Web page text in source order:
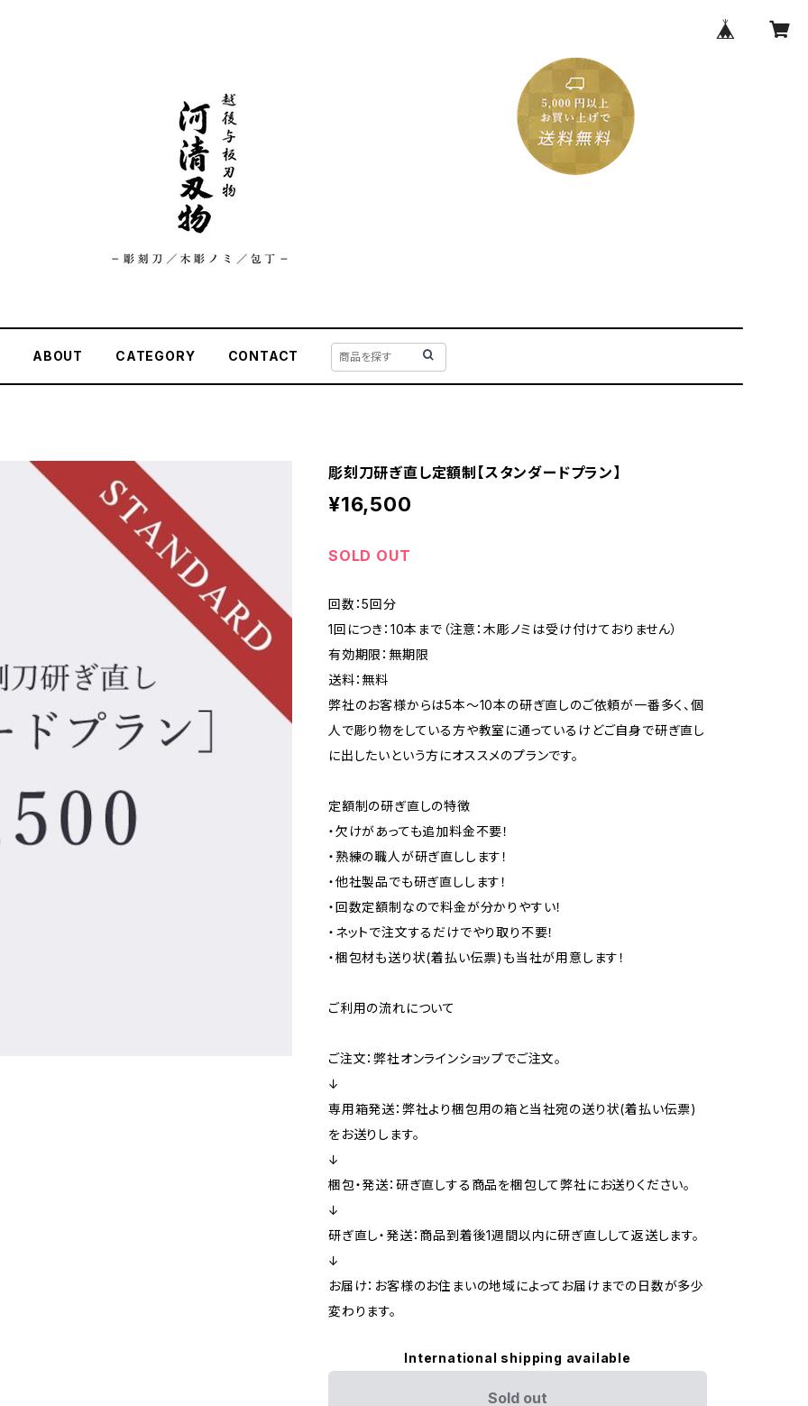
ABOUT CATEGORY CONTACT
彫刻刀研ぎ直し定額制【スタンダードプラン】
¥16,500
SOLD OUT
回数：5回分
1回につき：10本まで（注意：木彫ノミは受け付けておりません）
有効期限：無期限
送料：無料
弊社のお客様からは5本～10本の研ぎ直しのご依頼が一番多く、個
人で彫り物をしている方や教室に通っているけどご自身で研ぎ直し
に出したいという方にオススメのプランです。
定額制の研ぎ直しの特徴
・欠けがあっても追加料金不要！
・熟練の職人が研ぎ直しします！
・他社製品でも研ぎ直しします！
・回数定額制なので料金が分かりやすい！
・ネットで注文するだけでやり取り不要！
・梱包材も送り状(着払い伝票)も当社が用意します！
ご利用の流れについて
ご注文：弊社オンラインショップでご注文。
↓
専用箱発送：弊社より梱包用の箱と当社宛の送り状(着払い伝票)
をお送りします。
↓
梱包・発送：研ぎ直しする商品を梱包して弊社にお送りください。
↓
研ぎ直し・発送：商品到着後1週間以内に研ぎ直しして返送します。
↓
お届け：お客様のお住まいの地域によってお届けまでの日数が多少
変わります。
International shipping available
Sold out